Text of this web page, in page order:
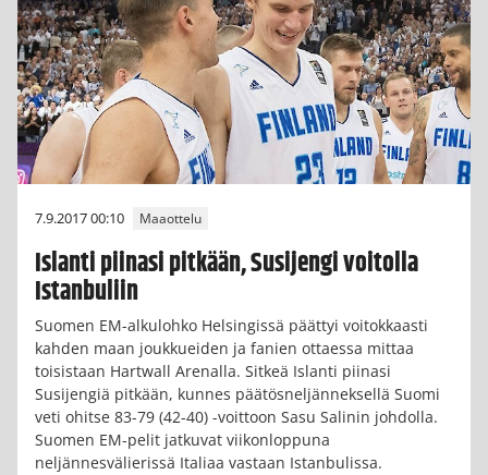
7.9.2017 00:10 Maaottelu
Islanti piinasi pitkään, Susijengi voitolla
Istanbuliin
Suomen EM-alkulohko Helsingissä päättyi voitokkaasti
kahden maan joukkueiden ja fanien ottaessa mittaa
toisistaan Hartwall Arenalla. Sitkeä Islanti piinasi
Susijengiä pitkään, kunnes päätösneljänneksellä Suomi
veti ohitse 83-79 (42-40) -voittoon Sasu Salinin johdolla.
Suomen EM-pelit jatkuvat viikonloppuna
neljännesvälierissä Italiaa vastaan Istanbulissa.